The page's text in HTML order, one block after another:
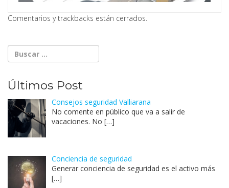
Comentarios y trackbacks están cerrados.
Últimos Post
Consejos seguridad Valliarana
No comente en público que va a salir de
vacaciones. No […]
Conciencia de seguridad
Generar conciencia de seguridad es el activo más
[…]